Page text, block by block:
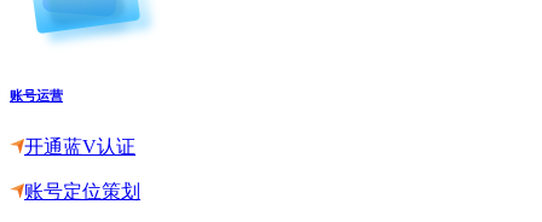
账号运营
开通蓝V认证
账号定位策划